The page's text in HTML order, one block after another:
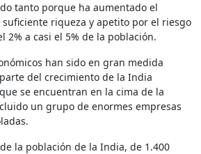
tanto porque ha aumentado el
riqueza y apetito por el riesgo
2% a casi el 5% de la población.
han sido en gran medida
del crecimiento de la India
se encuentran en la cima de la
un grupo de enormes empresas